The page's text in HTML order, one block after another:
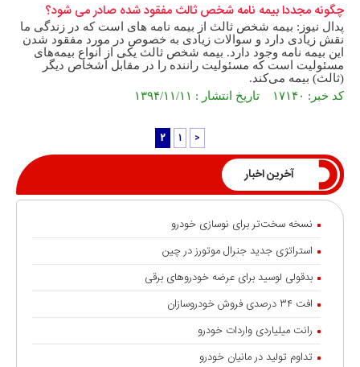
چگونه مجددا بیمه نامه شخص ثالث مفقود شده صادر می شود؟
پدال نیوز: بیمه شخص ثالث از بیمه نامه های است که در زندگی ما
نقش زیادی دارد و سوالات زیادی به خصوص در مورد مفقود شدن
این بیمه نامه وجود دارد. بیمه شخص ثالث یکی از انواع بیمه‌های
مسئولیت است که مسئولیت راننده را در مقابل اشخاص دیگر
(ثالث) بیمه می‌کند.
کد خبر: ۱۷۱۴۰ تاریخ انتشار : ۱۳۹۴/۱۱/۱۱
<
1
2
آخرین اخبار
نسخه سخت‌تر برای نوسازی خودرو
استراتژی جدید جنرال موتورز در چین
بدقولی لوسید برای عرضه خودروهای برقی
افت ۳۴ درصدی فروش خودروسازان
رانت میلیاردی واردات خودرو
تداوم تولید در مانیان خودرو